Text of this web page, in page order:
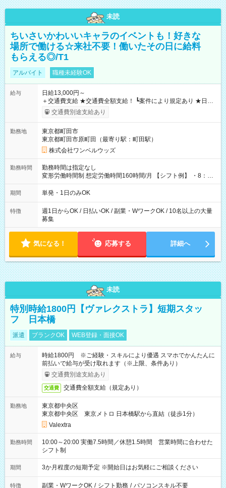
未読
ちいさいかわいいキャラのイベントも！好きな
場所で働ける☆来社不要！働いたその日に給料
もらえる◎/T1
アルバイト 職種未経験OK
給与
日給13,000円～
＋交通費支給 ★交通費全額支給！ ┗案件により規定あり ★日払
いOK！（規定あり） ┗働いたその日に現金GET♪ お仕事後はコ
ンビニATMから 日払い分を引き落とせます！ 【試用期間】試
交通費別途支給あり
勤務地
東京都町田市
東京都町田市原町田（最寄り駅：町田駅）
株式会社ワンベルウッズ
勤務時間
勤務時間は指定なし
変形労働時間制 想定労働時間160時間/月 【シフト例】 ・8：00
～21：00
期間 単発・1日のみOK
特徴
週1日からOK / 日払いOK / 副業・WワークOK / 10名以上の大量
募集
気になる！ 応募する 詳細へ
未読
特別時給1800円【ヴァレクストラ】短期スタッ
フ 日本橋
派遣 ブランクOK WEB登録・面接OK
給与
時給1800円 ※ご経験・スキルにより優遇 スマホでかんたんに
前払いで給与が受け取れます（※上限、条件あり）
交通費別途支給あり
交通費 交通費全額支給（規定あり）
勤務地
東京都中央区
東京都中央区 東京メトロ 日本橋駅から直結（徒歩1分）
Valextra
勤務時間
10:00～20:00 実働7.5時間／休憩1.5時間 営業時間に合わせた
シフト制
期間 3か月程度の短期予定 ※開始日はお気軽にご相談ください
特徴 副業・WワークOK / シフト勤務 / パソコンスキル不要